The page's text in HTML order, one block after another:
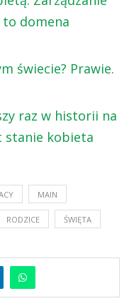
to domena
świecie? Prawie.
raz w historii na
stanie kobieta
MAIN
RODZICE ŚWIĘTA